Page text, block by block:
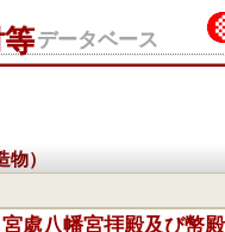
データベース
）
宮處八幡宮拝殿及び幣殿